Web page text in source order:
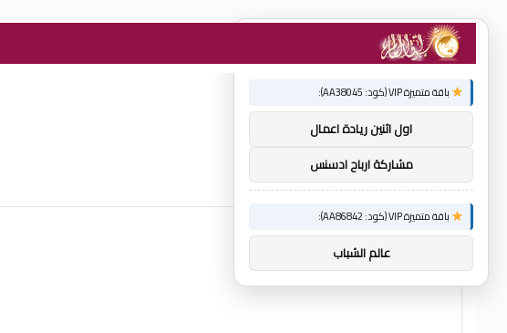
توصيات :
باقة متميزة VIP (كود: AA38045):
اول اثنين ريادة اعمال
مشاركة ارباح ادسنس
باقة متميزة VIP (كود: AA86842):
عالم الشباب